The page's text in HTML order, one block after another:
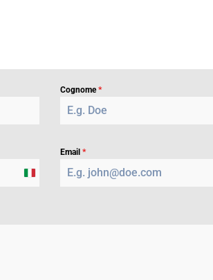
Cognome*
I
Email *